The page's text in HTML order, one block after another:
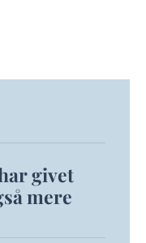
givet
mere